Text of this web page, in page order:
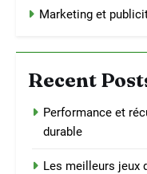
Marketing et
Recent
Performance et
durable
Les meilleurs jeux